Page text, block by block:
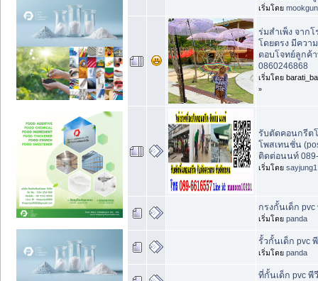
เริ่มโดย
ร่มสำเพ็ง จาก
โดยตรง มีควา
ตอบโจทย์ลูกค้
0860246868
เริ่มโดย
»
รับตัดคอนกรีต
โพสเทนชั่น
ติดต่อนนท์
เริ่มโดย sayjung1
กรงกั้นเด็ก pvc
เริ่มโดย panda
รั้วกั้นเด็ก pvc
เริ่มโดย panda
ที่กั้นเด็ก pvc พี